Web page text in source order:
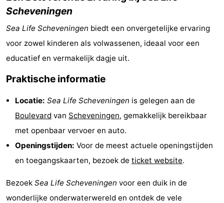
Medische
adressen
Regio
Noord-
Holland
-
Natuur
Schoorlse
Duinen
Bergen
Bergen
Egmond
-
Scheveningen
Sea Life Scheveningen biedt een onvergetelijke ervaring
voor zowel kinderen als volwassenen, ideaal voor een
educatief en vermakelijk dagje uit.
Praktische informatie
Locatie: Sea Life Scheveningen is gelegen aan de
Boulevard van Scheveningen, gemakkelijk bereikbaar
met openbaar vervoer en auto.
Openingstijden: Voor de meest actuele openingstijden
en toegangskaarten, bezoek de ticket website.
Bezoek Sea Life Scheveningen voor een duik in de
wonderlijke onderwaterwereld en ontdek de vele